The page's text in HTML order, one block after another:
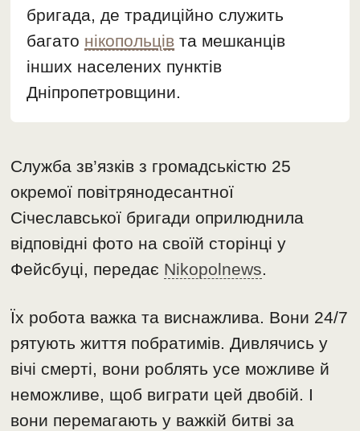
бригада, де традиційно служить
багато нікопольців та мешканців
інших населених пунктів
Дніпропетровщини.
Служба зв’язків з громадськістю 25
окремої повітрянодесантної
Січеславської бригади оприлюднила
відповідні фото на своїй сторінці у
Фейсбуці, передає Nikopolnews.
Їх робота важка та виснажлива. Вони 24/7
рятують життя побратимів. Дивлячись у
вічі смерті, вони роблять усе можливе й
неможливе, щоб виграти цей двобій. І
вони перемагають у важкій битві за